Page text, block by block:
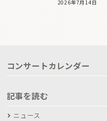
2026年7月14日
コンサートカレンダー
記事を読む
ニュース